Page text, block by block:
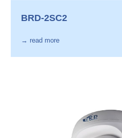
BRD-2SC2
→ read more